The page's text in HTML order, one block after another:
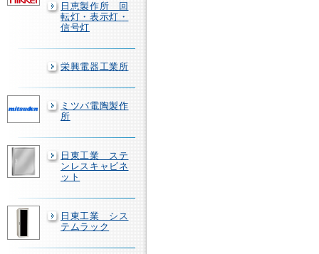
日恵製作所 回
転灯・表示灯・
信号灯
栄興電器工業所
ミツバ電陶製作
所
日東工業 ステ
ンレスキャビネ
ット
日東工業 シス
テムラック